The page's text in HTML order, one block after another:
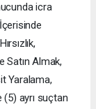
icra
Satın Almak,
Yaralama,
ayrı suçtan